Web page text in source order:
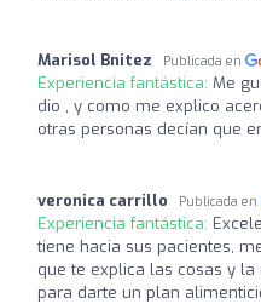
Marisol Bnitez Publicada en
Experiencia fantástica: Me
dio , y como me explico
otras personas decían que
veronica carrillo Publicada en
Experiencia fantástica:
tiene hacia sus pacientes,
que te explica las cosas y
para darte un plan